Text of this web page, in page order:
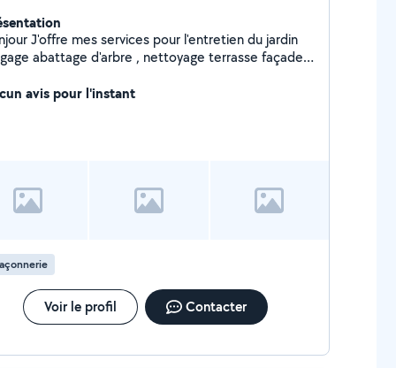
J'offre mes services pour l'entretien du jardin
abattage d'arbre , nettoyage terrasse façade
avis pour l'instant
Voir le profil Contacter